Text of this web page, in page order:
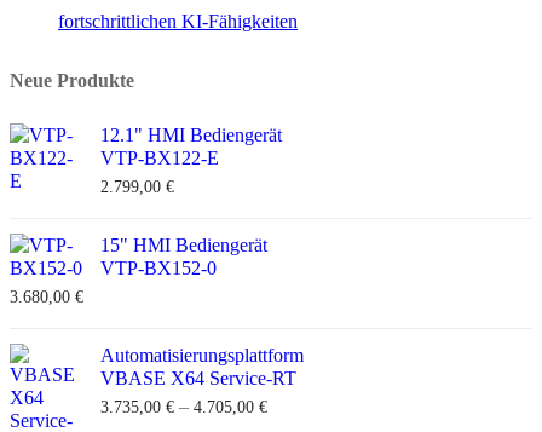
fortschrittlichen KI-Fähigkeiten
Neue Produkte
12.1" HMI Bediengerät
VTP-BX122-E
2.799,00 €
15" HMI Bediengerät
VTP-BX152-0
3.680,00 €
Automatisierungsplattform
VBASE X64 Service-RT
3.735,00 € – 4.705,00 €